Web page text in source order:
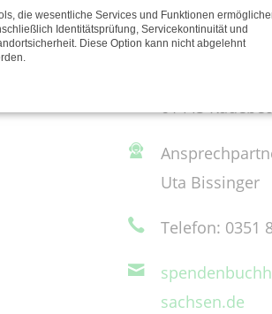
Landeskirche
01445
Uta Bissinger
Telefon: 0351
sachsen.de
die wesentliche Services und Funktionen
Identitätsprüfung, Servicekontinuität und
Diese Option kann nicht abgelehnt